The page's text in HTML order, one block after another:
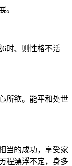
展。
时、则性格不活
所欲。能平和处世
当的成功，享受家
程漂浮不定，身多